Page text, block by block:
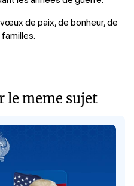
de paix, de bonheur, de
le meme sujet